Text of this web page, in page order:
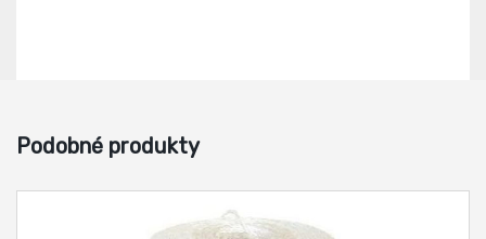
Podobné produkty